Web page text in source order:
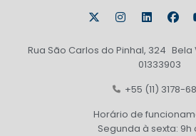
Rua São Carlos do Pinhal, 324 Bela
01333903
+55 (11) 3178-
Horário de
Segunda à sexta: 9h